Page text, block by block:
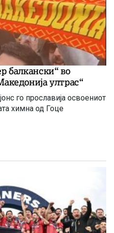
балкански“ во
ултрас“
го прославија освоениот
химна од Гоце